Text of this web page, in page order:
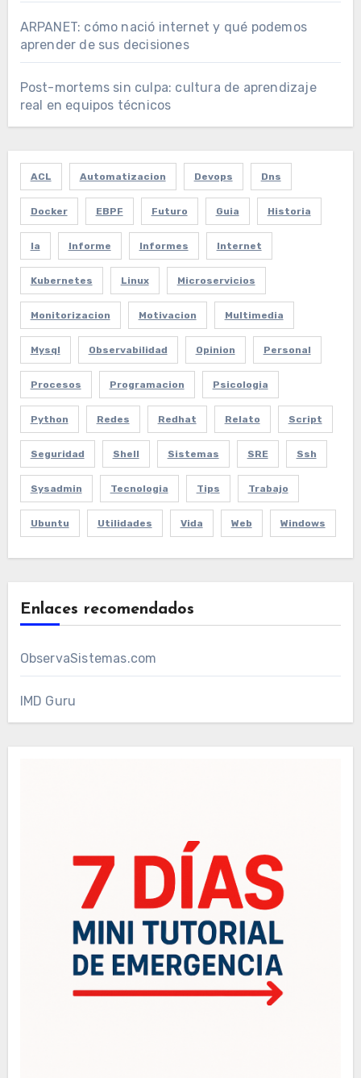
ARPANET: cómo nació internet y qué podemos
aprender de sus decisiones
Post-mortems sin culpa: cultura de aprendizaje
real en equipos técnicos
ACL Automatizacion Devops Dns
Docker EBPF Futuro Guia Historia
Ia Informe Informes Internet
Kubernetes Linux Microservicios
Monitorizacion Motivacion Multimedia
Mysql Observabilidad Opinion Personal
Procesos Programacion Psicologia
Python Redes Redhat Relato Script
Seguridad Shell Sistemas SRE Ssh
Sysadmin Tecnologia Tips Trabajo
Ubuntu Utilidades Vida Web Windows
Enlaces recomendados
ObservaSistemas.com
IMD Guru